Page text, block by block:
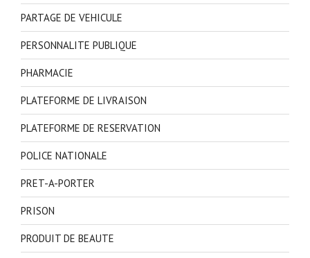
PARTAGE DE VEHICULE
PERSONNALITE PUBLIQUE
PHARMACIE
PLATEFORME DE LIVRAISON
PLATEFORME DE RESERVATION
POLICE NATIONALE
PRET-A-PORTER
PRISON
PRODUIT DE BEAUTE